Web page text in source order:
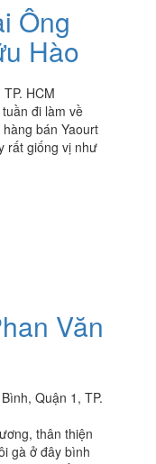
Ông
Hào
HCM
đi làm về
bán Yaourt
rất giống vị như
Văn
Quận 1, TP.
thân thiện
gà ở đây bình